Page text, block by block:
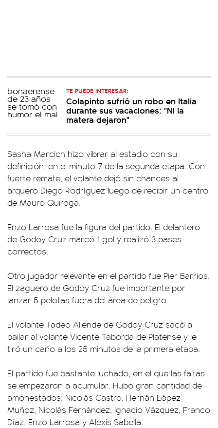
TE PUEDE INTERESAR:
Colapinto sufrió un robo en Italia
durante sus vacaciones: "Ni la
matera dejaron"
Sasha Marcich hizo vibrar al estadio con su
definición, en el minuto 7 de la segunda etapa. Con
fuerte remate, el volante dejó sin chances al
arquero Diego Rodríguez luego de recibir un centro
de Mauro Quiroga.
Enzo Larrosa fue la figura del partido. El delantero
de Godoy Cruz marcó 1 gol y realizó 3 pases
correctos.
Otro jugador relevante en el partido fue Pier Barrios.
El zaguero de Godoy Cruz fue importante por
lanzar 5 pelotas fuera del área de peligro.
El volante Tadeo Allende de Godoy Cruz sacó a
bailar al volante Vicente Taborda de Platense y le
tiró un caño a los 25 minutos de la primera etapa.
El partido fue bastante luchado, en el que las faltas
se empezaron a acumular. Hubo gran cantidad de
amonestados: Nicolás Castro, Hernán López
Muñoz, Nicolás Fernández, Ignacio Vázquez, Franco
Díaz, Enzo Larrosa y Alexis Sabella.